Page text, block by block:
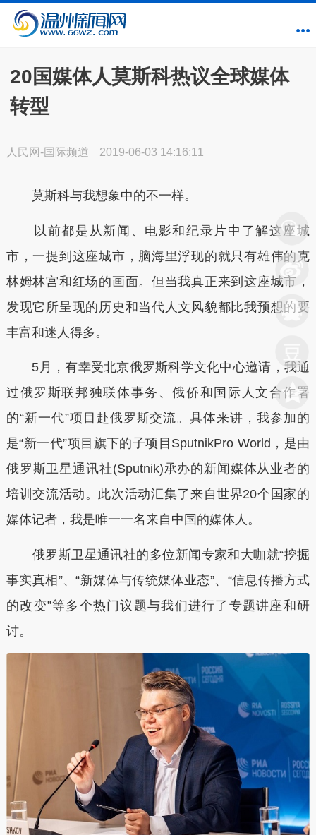
20国媒体人莫斯科热议全球媒体
转型
人民网-国际频道 2019-06-03 14:16:11
莫斯科与我想象中的不一样。
以前都是从新闻、电影和纪录片中了解这座城
市，一提到这座城市，脑海里浮现的就只有雄伟的克
林姆林宫和红场的画面。但当我真正来到这座城市，
发现它所呈现的历史和当代人文风貌都比我预想的要
丰富和迷人得多。
5月，有幸受北京俄罗斯科学文化中心邀请，我通
过俄罗斯联邦独联体事务、俄侨和国际人文合作署
的“新一代”项目赴俄罗斯交流。具体来讲，我参加的
是“新一代”项目旗下的子项目SputnikPro World，是由
俄罗斯卫星通讯社(Sputnik)承办的新闻媒体从业者的
培训交流活动。此次活动汇集了来自世界20个国家的
媒体记者，我是唯一一名来自中国的媒体人。
俄罗斯卫星通讯社的多位新闻专家和大咖就“挖掘
事实真相”、“新媒体与传统媒体业态”、“信息传播方式
的改变”等多个热门议题与我们进行了专题讲座和研
讨。